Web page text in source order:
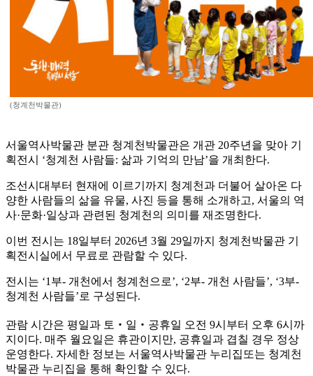
(청계천박물관)
서울역사박물관 분관 청계천박물관은 개관 20주년을 맞아 기
획전시 ‘청계천 사람들: 삶과 기억의 만남’을 개최한다.
조선시대부터 현재에 이르기까지 청계천과 더불어 살아온 다
양한 사람들의 삶을 유물, 사진 등을 통해 소개하고, 서울의 역
사·문화·일상과 관련된 청계천의 의미를 재조명한다.
이번 전시는 18일부터 2026년 3월 29일까지 청계천박물관 기
획전시실에서 무료로 관람할 수 있다.
전시는 ‘1부- 개천에서 청계천으로’, ‘2부- 개천 사람들’, ‘3부-
청계천 사람들’로 구성된다.
관람 시간은 평일과 토‧일‧공휴일 오전 9시부터 오후 6시까
지이다. 매주 월요일은 휴관이지만, 공휴일과 겹칠 경우 정상
운영한다. 자세한 정보는 서울역사박물관 누리집또는 청계천
박물관 누리집을 통해 확인할 수 있다.